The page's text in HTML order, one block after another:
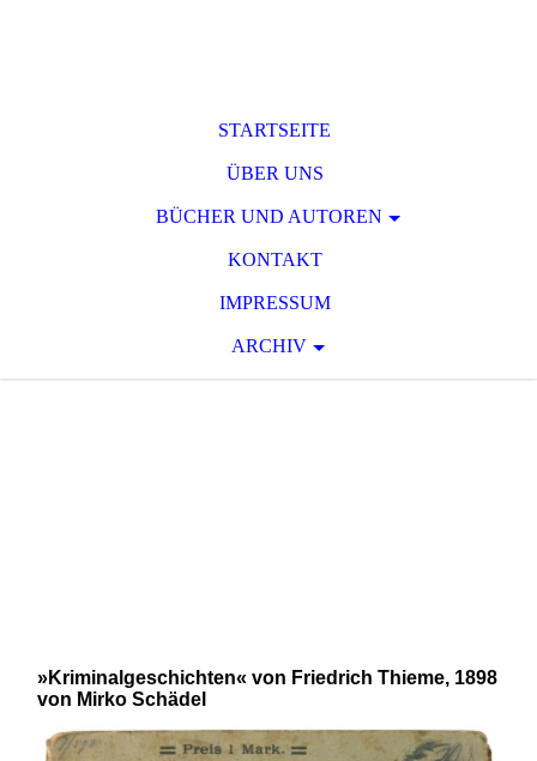
STARTSEITE
ÜBER UNS
BÜCHER UND AUTOREN
KONTAKT
IMPRESSUM
ARCHIV
»Kriminalgeschichten« von Friedrich Thieme, 1898
von Mirko Schädel